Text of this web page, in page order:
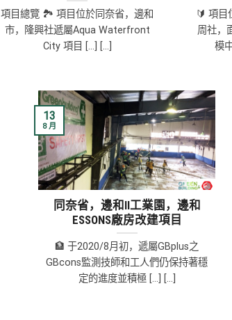
項目總覽 🏞 項目位於同奈省，邊和
市，隆興社遞屬Aqua Waterfront
City 項目 [...] [...]
🔰 項目
周社，
模
同奈省，邊和II工業園，邊和
ESSONS廠房改建項目
🏦 于2020/8月初，遞屬GBplus之
GBcons監測技師和工人們仍保持著穩
定的進度並積極 [...] [...]
13
8 月